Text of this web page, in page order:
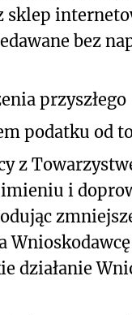
bez
przyszłego
podatku od
z
i
działanie